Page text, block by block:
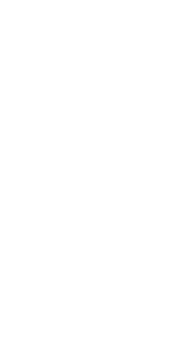
Ukoliko želite